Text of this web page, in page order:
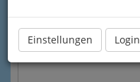
Einstellungen Login